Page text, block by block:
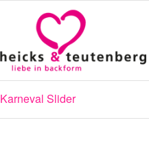
Karneval Slider